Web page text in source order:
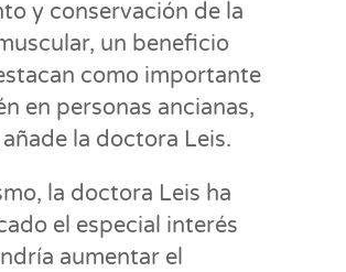
y conservación de la
un beneficio
como importante
en personas ancianas,
la doctora Leis.
la doctora Leis ha
el especial interés
aumentar el